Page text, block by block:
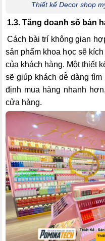
Thiết kế Decor shop
1.3. Tăng doanh số bán
Cách bài trí không gian
sản phẩm khoa học sẽ
của khách hàng. Một thiết
sẽ giúp khách dễ dàng
định mua hàng nhanh
cửa hàng.